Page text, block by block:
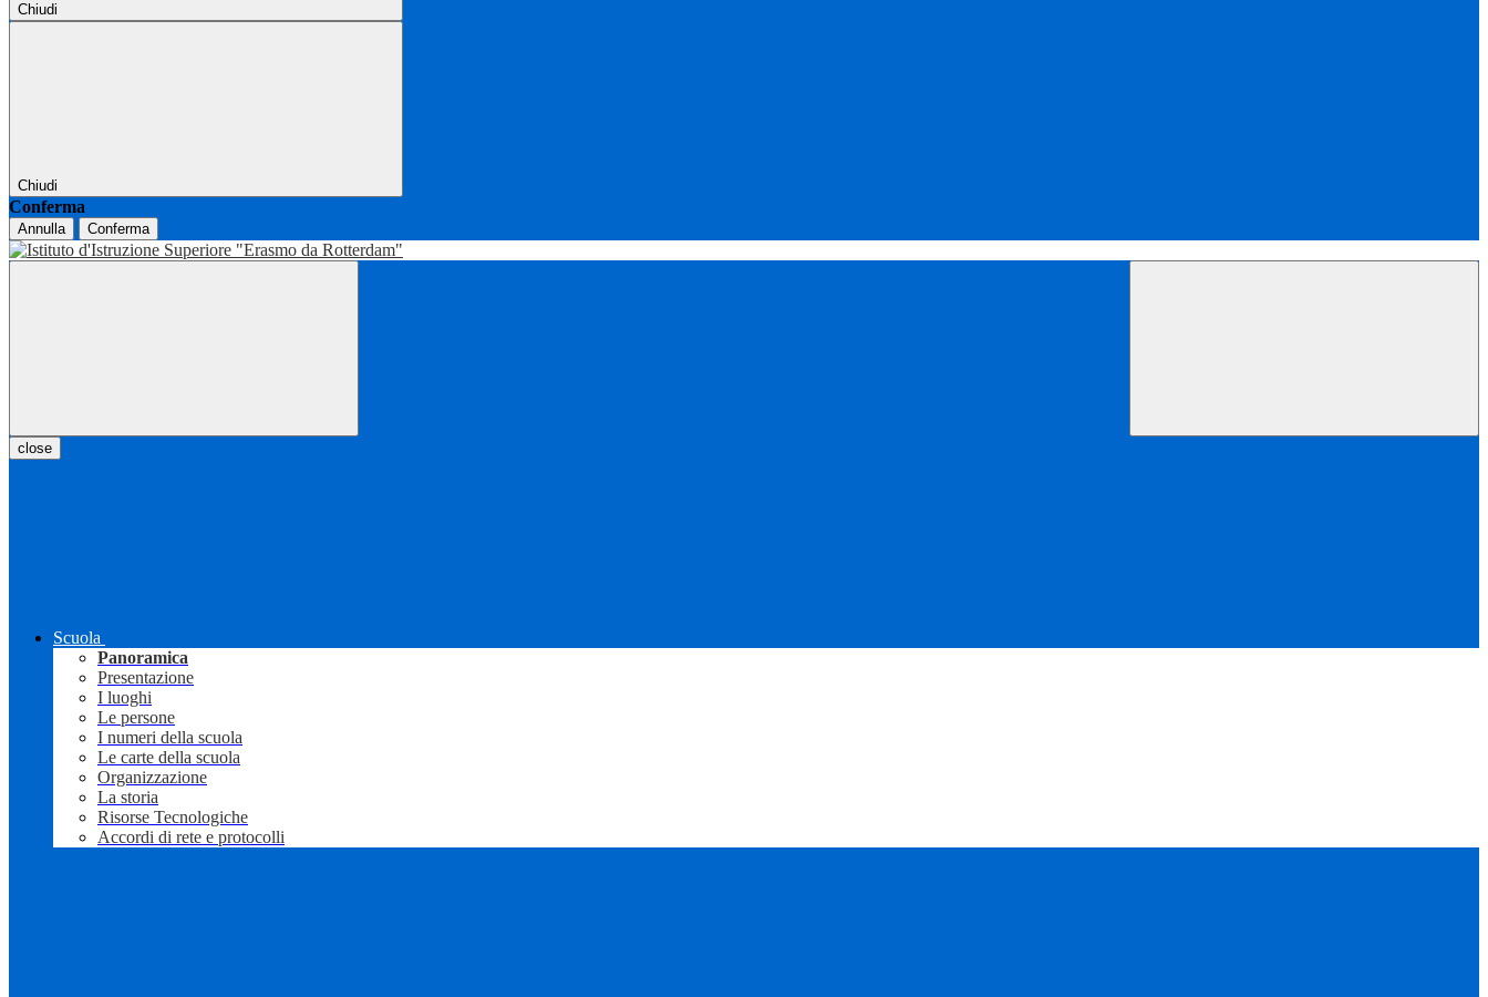
Chiudi
Chiudi
Conferma
Annulla Conferma
close
Scuola
Panoramica
Presentazione
I luoghi
Le persone
I numeri della scuola
Le carte della scuola
Organizzazione
La storia
Risorse Tecnologiche
Accordi di rete e protocolli